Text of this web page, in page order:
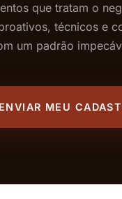
que tratam o
técnicos e
um padrão
ENVIAR MEU